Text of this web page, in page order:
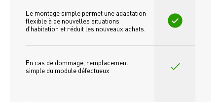
Le montage simple permet une adaptation
flexible à de nouvelles situations
d'habitation et réduit les nouveaux achats.
En cas de dommage, remplacement
simple du module défectueux